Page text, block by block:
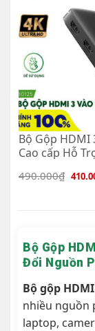
Bộ Gộp HDMI
Cao cấp Hỗ
4K@30Hz
( Có Remote)
490.000₫ Giá
gốc
Bộ Gộp
Đổi Nguồn
Bộ gộp HDMI
nhiều nguồn
laptop,